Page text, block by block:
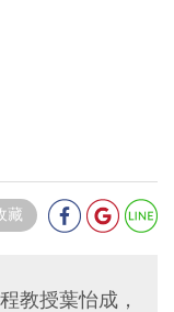
藏
教授葉怡成，